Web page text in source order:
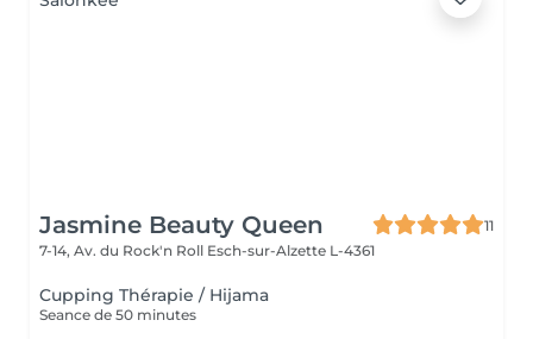
Jasmine Beauty Queen
11
7-14, Av. du Rock'n Roll Esch-sur-Alzette L-4361
Cupping Thérapie / Hijama
Seance de 50 minutes